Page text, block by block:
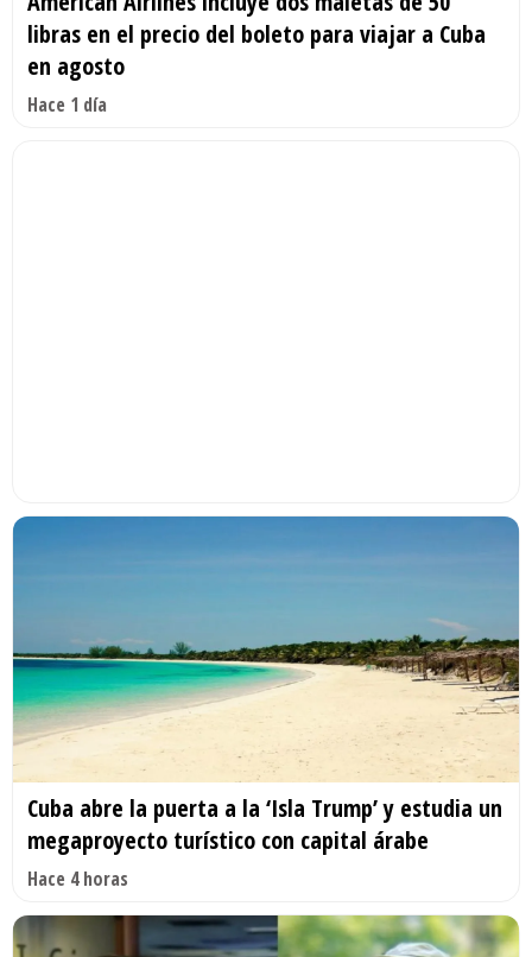
libras en el precio del boleto para viajar a Cuba
en agosto
Hace 1 día
Cuba abre la puerta a la ‘Isla Trump’ y estudia un
megaproyecto turístico con capital árabe
Hace 4 horas